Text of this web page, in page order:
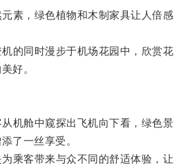
，绿色植物和木制家具让人倍感
同时漫步于机场花园中，欣赏花
好。
舱中窥探出飞机向下看，绿色景
了一丝享受。
客带来与众不同的舒适体验，让